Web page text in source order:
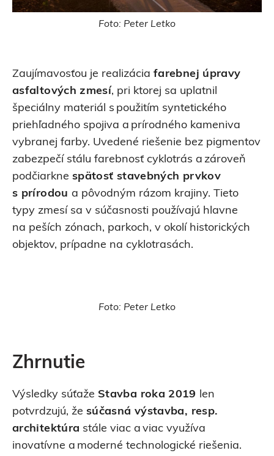
Foto: Peter Letko
Zaujímavosťou je realizácia farebnej úpravy
asfaltových zmesí, pri ktorej sa uplatnil
špeciálny materiál s použitím syntetického
priehľadného spojiva a prírodného kameniva
vybranej farby. Uvedené riešenie bez pigmentov
zabezpečí stálu farebnosť cyklotrás a zároveň
podčiarkne spätosť stavebných prvkov
s prírodou a pôvodným rázom krajiny. Tieto
typy zmesí sa v súčasnosti používajú hlavne
na peších zónach, parkoch, v okolí historických
objektov, prípadne na cyklotrasách.
Foto: Peter Letko
Zhrnutie
Výsledky súťaže Stavba roka 2019 len
potvrdzujú, že súčasná výstavba, resp.
architektúra stále viac a viac využíva
inovatívne a moderné technologické riešenia.